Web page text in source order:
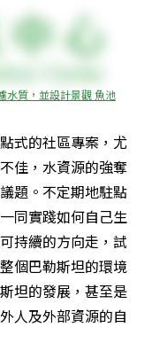
水質，並設計景觀 魚池
式的社區專案，尤
佳，水資源的強奪
題。不定期地駐點
同實踐如何自己生
持續的方向走，試
個巴勒斯坦的環境
坦的發展，甚至是
人及外部資源的自